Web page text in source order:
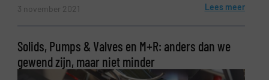
3 november 2021 Lees meer
Solids, Pumps & Valves en M+R: anders dan we
gewend zijn, maar niet minder